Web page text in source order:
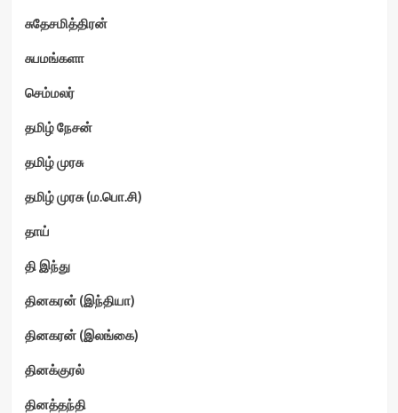
சுதேசமித்திரன்
சுபமங்களா
செம்மலர்
தமிழ் நேசன்
தமிழ் முரசு
தமிழ் முரசு (ம.பொ.சி)
தாய்
தி இந்து
தினகரன் (இந்தியா)
தினகரன் (இலங்கை)
தினக்குரல்
தினத்தந்தி